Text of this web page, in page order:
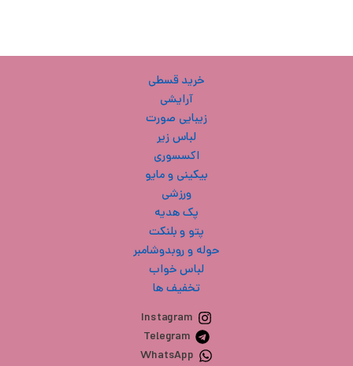
خرید قسطی
آرایشی
زیبایی صورت
لباس زیر
اکسسوری
بیکینی و مایو
ورزشی
پک هدیه
پتو و بلنکت
حوله و روبدوشامبر
لباس خواب
تخفیف ها
Instagram
Telegram
WhatsApp